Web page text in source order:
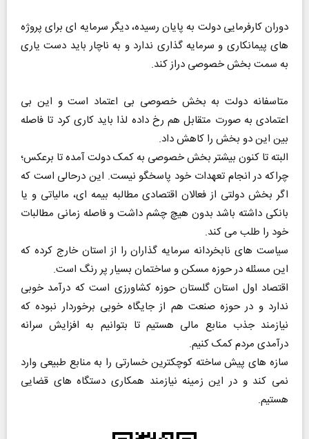
دوران کارفرمایی دولت به پایان رسیده، دیگر سرمایه ای برای پروژه
های پیمانکاری و سرمایه گذاری ندارد و به ناچار باید دست یاری
به سمت بخش خصوصی دراز کند.
متاسفانه دولت به بخش خصوصی بی اعتماد است و این بی
اعتمادی به صورت متقابل هم رخ داده لذا باید کاری کرد تا فاصله
بین این دو بخش را کاهش داد.
البته تا کنون بیشتر بخش خصوصی به کمک دولت آمده تا برعکس؛
چراکه در انجام تعهدات خود پاسخگو نیست. این درحالی است که
اگر بخش دولتی از فعالان اقتصادی مطالبه بیمه ای، مالیاتی و یا
بانکی داشته باشد بدون هیچ چشم داشت و فاصله زمانی مطالبات
خود را طلب می کند.
سیاست های نابخردانه سرمایه گذاران را از استان خارج کرده که
این مسئله در حوزه مسکن و ساختمان بسیار پر رنگ است.
اقتصاد اول استان گلستان حوزه کشاورزی است که درآمد خوبی
ندارد و در حوزه صنعت هم از جایگاه خوبی برخوردار نبوده که
نیازمند جذب منابع مالی هستیم تا بتوانیم به افزایش سرانه
درآمدی مردم کمک کنیم.
سازه های پیش ساخته کوچکترین خسارتی را به منابع طبیعی وارد
نمی کند و در این زمینه نیازمند همکاری دستگاه های قضایی
هستیم.